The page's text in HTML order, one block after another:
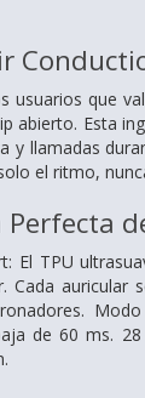
usuarios que
abierto. Esta
llamadas
el ritmo,
Perfecta
El TPU
Cada
de 60 ms.